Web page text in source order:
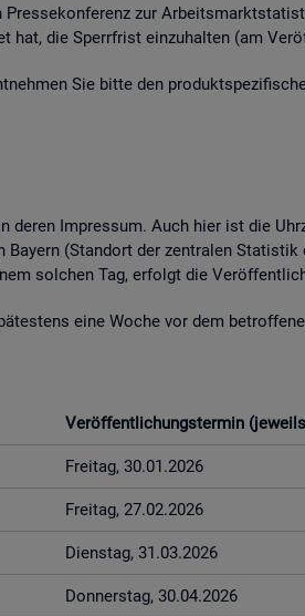
zur
hat, die Sperr­frist ein­zu­hal­ten (am
Sie bitte den
deren Im­pres­sum. Auch hier ist die
(Stand­ort der zen­tra­len
sol­chen Tag, er­folgt die
eine Woche vor dem
Ver­öf­fent­li­chungs­ter­min
Frei­tag, 30.01.2026
Frei­tag, 27.02.2026
Diens­tag, 31.03.2026
Don­ners­tag, 30.04.2026